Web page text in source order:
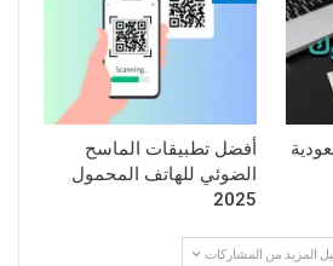
أفضل تطبيقات الماسح
الضوئي للهاتف المحمول
2025
المزيد من المشاركات